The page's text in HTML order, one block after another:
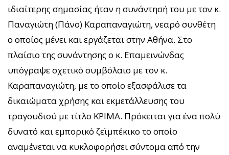
ιδιαίτερης σημασίας ήταν η συνάντησή του με τον κ.
Παναγιώτη (Πάνο) Καραπαναγιώτη, νεαρό συνθέτη
ο οποίος μένει και εργάζεται στην Αθήνα. Στο
πλαίσιο της συνάντησης ο κ. Επαμεινώνδας
υπόγραψε σχετικό συμβόλαιο με τον κ.
Καραπαναγιώτη, με το οποίο εξασφάλισε τα
δικαιώματα χρήσης και εκμετάλλευσης του
τραγουδιού με τίτλο ΚΡΙΜΑ. Πρόκειται για ένα πολύ
δυνατό και εμπορικό ζεϊμπέκικο το οποίο
αναμένεται να κυκλοφορήσει σύντομα από την